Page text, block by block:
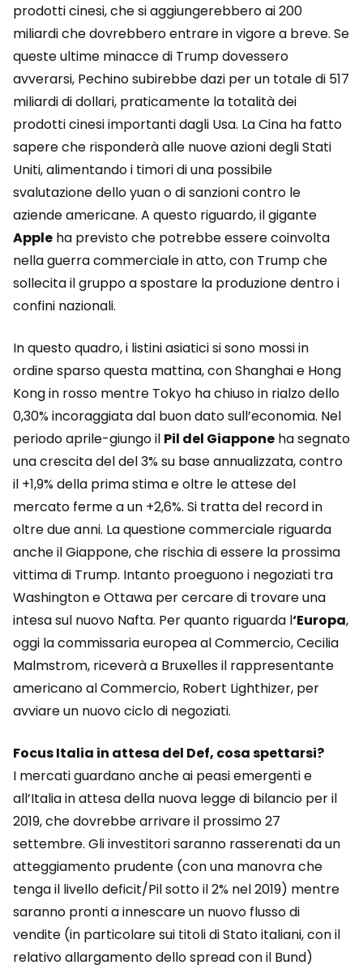
prodotti cinesi, che si aggiungerebbero ai 200
miliardi che dovrebbero entrare in vigore a breve. Se
queste ultime minacce di Trump dovessero
avverarsi, Pechino subirebbe dazi per un totale di 517
miliardi di dollari, praticamente la totalità dei
prodotti cinesi importanti dagli Usa. La Cina ha fatto
sapere che risponderà alle nuove azioni degli Stati
Uniti, alimentando i timori di una possibile
svalutazione dello yuan o di sanzioni contro le
aziende americane. A questo riguardo, il gigante
Apple ha previsto che potrebbe essere coinvolta
nella guerra commerciale in atto, con Trump che
sollecita il gruppo a spostare la produzione dentro i
confini nazionali.
In questo quadro, i listini asiatici si sono mossi in
ordine sparso questa mattina, con Shanghai e Hong
Kong in rosso mentre Tokyo ha chiuso in rialzo dello
0,30% incoraggiata dal buon dato sull’economia. Nel
periodo aprile-giungo il Pil del Giappone ha segnato
una crescita del del 3% su base annualizzata, contro
il +1,9% della prima stima e oltre le attese del
mercato ferme a un +2,6%. Si tratta del record in
oltre due anni. La questione commerciale riguarda
anche il Giappone, che rischia di essere la prossima
vittima di Trump. Intanto proeguono i negoziati tra
Washington e Ottawa per cercare di trovare una
intesa sul nuovo Nafta. Per quanto riguarda l‘Europa,
oggi la commissaria europea al Commercio, Cecilia
Malmstrom, riceverà a Bruxelles il rappresentante
americano al Commercio, Robert Lighthizer, per
avviare un nuovo ciclo di negoziati.
Focus Italia in attesa del Def, cosa spettarsi?
I mercati guardano anche ai peasi emergenti e
all’Italia in attesa della nuova legge di bilancio per il
2019, che dovrebbe arrivare il prossimo 27
settembre. Gli investitori saranno rasserenati da un
atteggiamento prudente (con una manovra che
tenga il livello deficit/Pil sotto il 2% nel 2019) mentre
saranno pronti a innescare un nuovo flusso di
vendite (in particolare sui titoli di Stato italiani, con il
relativo allargamento dello spread con il Bund)